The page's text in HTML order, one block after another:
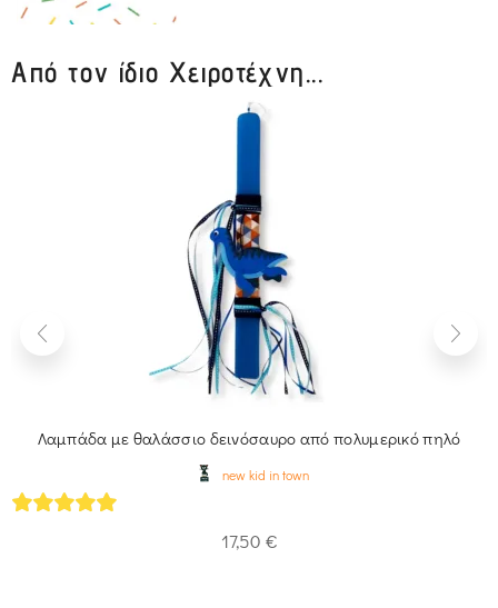
Από τον ίδιο Χειροτέχνη...
Λαμπάδα με θαλάσσιο δεινόσαυρο από πολυμερικό πηλό
new kid in town
17,50 €